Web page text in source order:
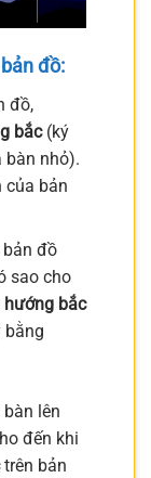
đồ:
đồ,
bắc(ký
bàn nhỏ).
của bản
đồ
sao cho
hướng bắc
bằng
lên
đến khi
trên bản